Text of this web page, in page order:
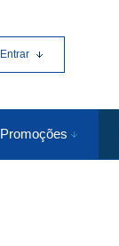
Entrar
Promoções